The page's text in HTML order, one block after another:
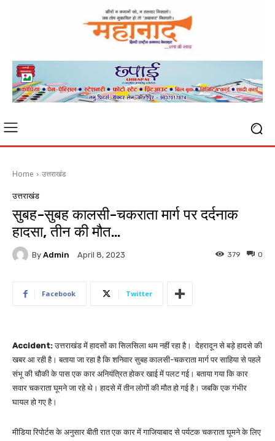
Home उत्तराखंड
उत्तराखंड
सुबह-सुबह कालसी-चकराता मार्ग पर दर्दनाक
हादसा, तीन की मौत…
By Admin April 8, 2023 0
379
Facebook Twitter
Accident:उत्तराखंड में हादसों का सिलसिला थम नहीं रहा है। देहरादून से बड़े हादसे की
खबर आ रही है। बताया जा रहा है कि शनिवार सुबह कालसी-चकराता मार्ग पर साहिया से पहले
संभू की चौकी के पास एक कार अनियंत्रित होकर खाई में पलट गई। बताया गया कि कार
सवार चकराता घूमने जा रहे थे। हादसे में तीन लोगों की मौत हो गई है। जबकि एक गंभीर
घायल हो गए है।
मीडिया रिपोर्टस के अनुसार बीती रात एक कार में गाजियाबाद से पर्यटक चकराता घूमने के लिए